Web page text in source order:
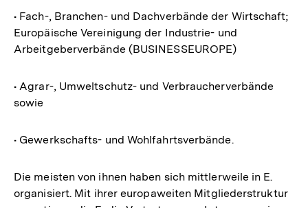
• Fach-, Branchen- und Dachverbände der Wirtschaft;
Europäische Vereinigung der Industrie- und
Arbeitgeberverbände (BUSINESSEUROPE)
• Agrar-, Umweltschutz- und Verbraucherverbände
sowie
• Gewerkschafts- und Wohlfahrtsverbände.
Die meisten von ihnen haben sich mittlerweile in E.
organisiert. Mit ihrer europaweiten Mitgliederstruktur